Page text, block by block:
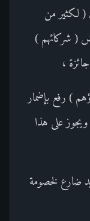
( لكثير من
) بالخفض ( شركائهم )
،
) رفع بإضمار
على هذا
ضارع لخصومة